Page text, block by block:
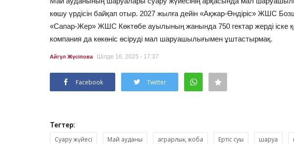
көшу үрдісін байқап отыр. 2027 жылға дейін «Ақжар-Өндіріс» ЖШС
«Сапар-Жер» ЖШС Көктөбе ауылының жанында 750 гектар жерді іске
компания да көкөніс өсіруді мал шаруашылығымен ұштастырмақ.
Айгүл Жүсіпова Шілде 16, 2025 - 17:37
Facebook Twitter
Тегтер:
Суару жүйесі Май ауданы аграрлық жоба Ертіс суы шаруа
Павлодарлық балуандар
республикалық жарыстарда алты
медаль...
Шілде 24, 2026 0 786
жол
Тамыз 6, 2026